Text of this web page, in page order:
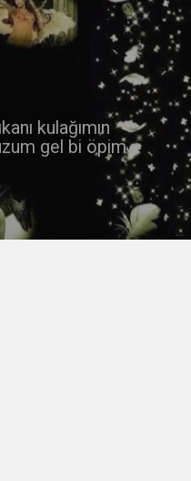
kulağımın
gel bi öpim